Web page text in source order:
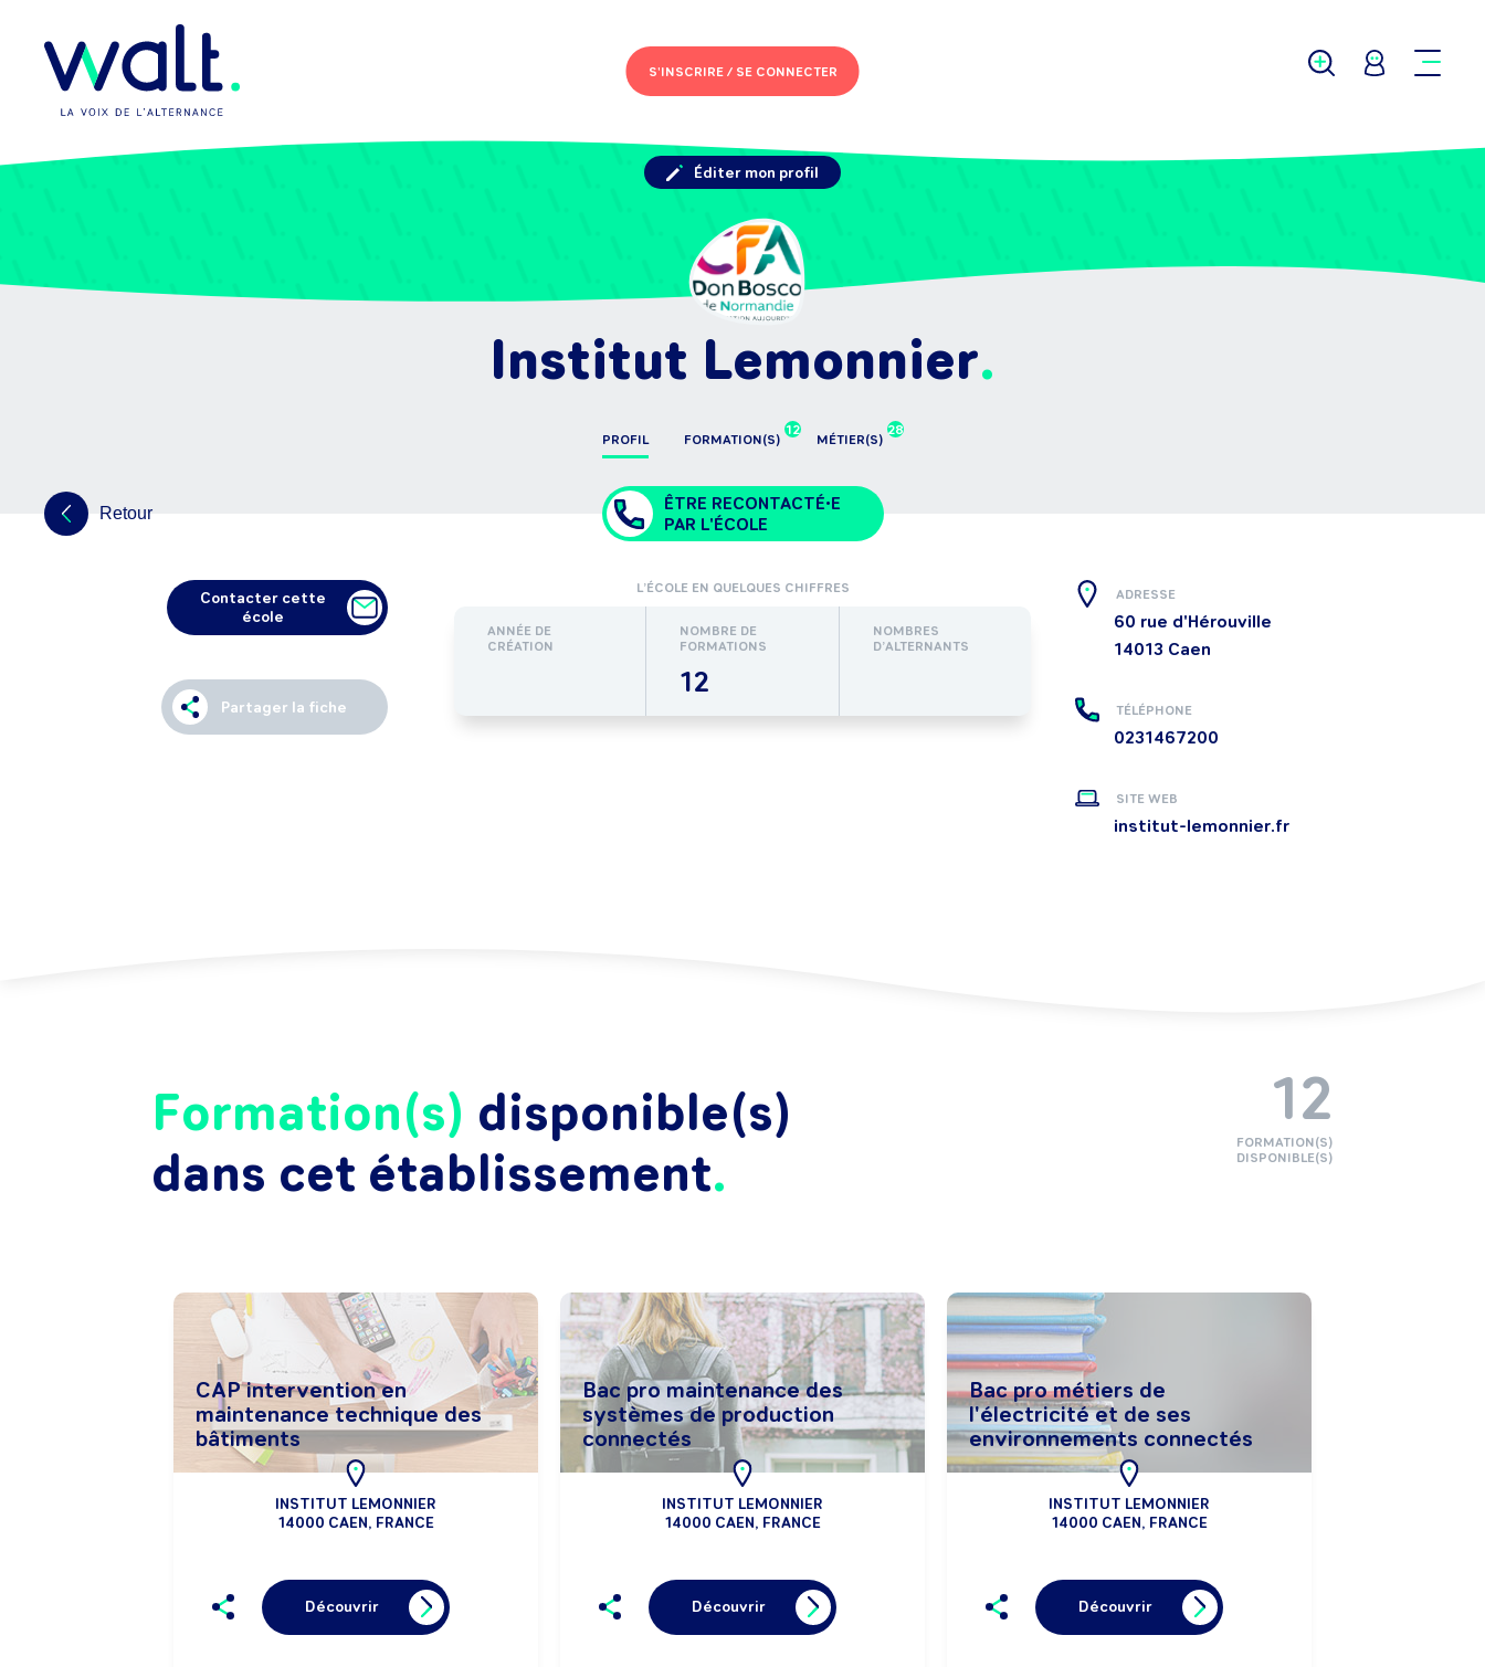
S'INSCRIRE /SE CONNECTER
Institut Lemonnier
PROFIL
12
FORMATION(S)
28
MÉTIER(S)
Éditer mon profil
ÊTRE RECONTACTÉ•E
PAR L'ÉCOLE
Retour
Contacter cette
école
Partager la fiche
L’ÉCOLE EN QUELQUES CHIFFRES
ANNÉE DE
CRÉATION
NOMBRE DE
FORMATIONS
12
NOMBRES
D’ALTERNANTS
ADRESSE
60 rue d'Hérouville
14013 Caen
TÉLÉPHONE
0231467200
SITE WEB
institut-lemonnier.fr
Formation(s) disponible(s)
dans cet établissement
CAP intervention en
maintenance technique des
bâtiments
INSTITUT LEMONNIER
14000 CAEN, FRANCE
Découvrir
Bac pro maintenance des
systèmes de production
connectés
INSTITUT LEMONNIER
14000 CAEN, FRANCE
Découvrir
Bac pro métiers de
l'électricité et de ses
environnements connectés
INSTITUT LEMONNIER
14000 CAEN, FRANCE
Découvrir
12
FORMATION(S)
DISPONIBLE(S)